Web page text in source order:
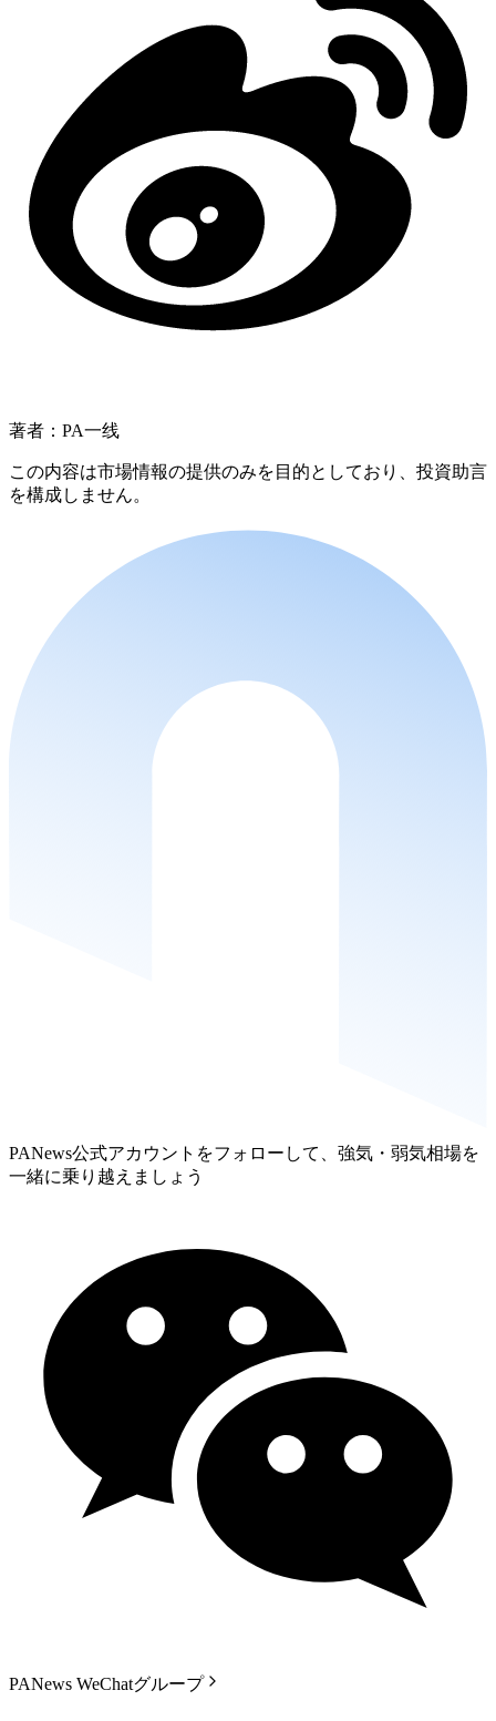
著者：PA一线
この内容は市場情報の提供のみを目的としており、投資助言
を構成しません。
PANews公式アカウントをフォローして、強気・弱気相場を
一緒に乗り越えましょう
PANews WeChatグループ